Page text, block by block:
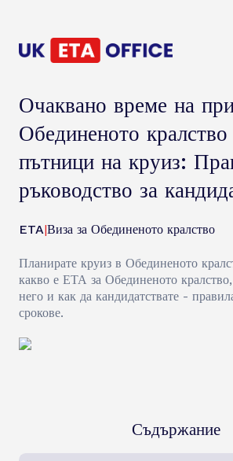
Очаквано време на
Обединеното кралство
пътници на круиз:
ръководство за
ETA|Виза за Обединеното кралство
Планирате круиз в Обединеното
какво е ЕТА за Обединеното
него и как да кандидатствате -
срокове.
Съдържание